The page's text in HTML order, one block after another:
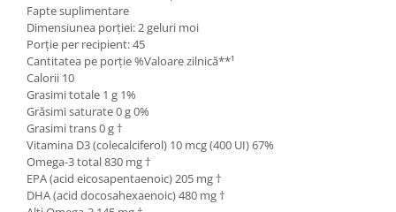
Fapte suplimentare
Dimensiunea porției: 2 geluri moi
Porție per recipient: 45
Cantitatea pe porție %Valoare zilnică**¹
Calorii 10
Grasimi totale 1 g 1%
Grăsimi saturate 0 g 0%
Grasimi trans 0 g †
Vitamina D3 (colecalciferol) 10 mcg (400 UI) 67%
Omega-3 total 830 mg †
EPA (acid eicosapentaenoic) 205 mg †
DHA (acid docosahexaenoic) 480 mg †